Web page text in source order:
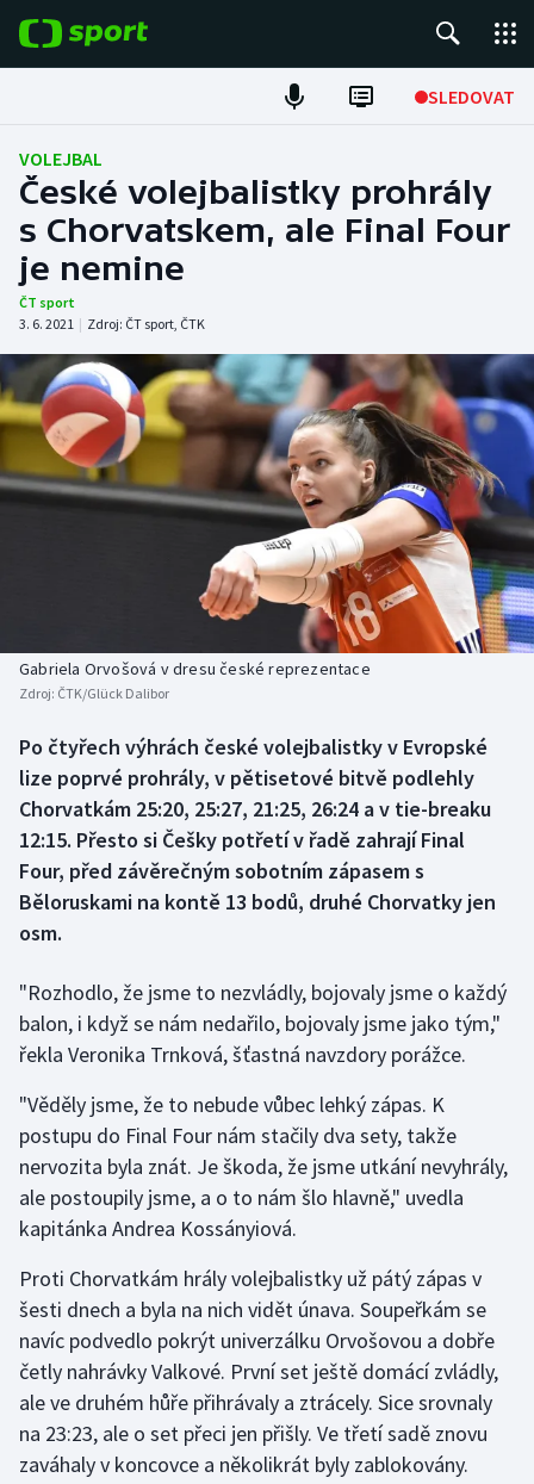
SLEDOVAT
Fotbal
Hokej
Tenis
Atletika
Cyklistika
DALŠÍ SPORTY
Americký fotbal
Biatlon
Box
Curling
Dostihy
Golf
Gymnastika
Házená
Jezdectví
Krasobruslení
Lezení
Lyže a snowboard
NEPŘEHLÉDNĚTE
Aplikace ČT sport
VOLEJBAL
České volejbalistky prohrály
s Chorvatskem, ale Final Four
je nemine
ČT sport
3. 6. 2021 | Zdroj: ČT sport, ČTK
Gabriela Orvošová v dresu české reprezentace
Zdroj: ČTK/Glück Dalibor
Po čtyřech výhrách české volejbalistky v Evropské
lize poprvé prohrály, v pětisetové bitvě podlehly
Chorvatkám 25:20, 25:27, 21:25, 26:24 a v tie-breaku
12:15. Přesto si Češky potřetí v řadě zahrají Final
Four, před závěrečným sobotním zápasem s
Běloruskami na kontě 13 bodů, druhé Chorvatky jen
osm.
"Rozhodlo, že jsme to nezvládly, bojovaly jsme o každý
balon, i když se nám nedařilo, bojovaly jsme jako tým,"
řekla Veronika Trnková, šťastná navzdory porážce.
"Věděly jsme, že to nebude vůbec lehký zápas. K
postupu do Final Four nám stačily dva sety, takže
nervozita byla znát. Je škoda, že jsme utkání nevyhrály,
ale postoupily jsme, a o to nám šlo hlavně," uvedla
kapitánka Andrea Kossányiová.
Proti Chorvatkám hrály volejbalistky už pátý zápas v
šesti dnech a byla na nich vidět únava. Soupeřkám se
navíc podvedlo pokrýt univerzálku Orvošovou a dobře
četly nahrávky Valkové. První set ještě domácí zvládly,
ale ve druhém hůře přihrávaly a ztrácely. Sice srovnaly
na 23:23, ale o set přeci jen přišly. Ve třetí sadě znovu
zaváhaly v koncovce a několikrát byly zablokovány.